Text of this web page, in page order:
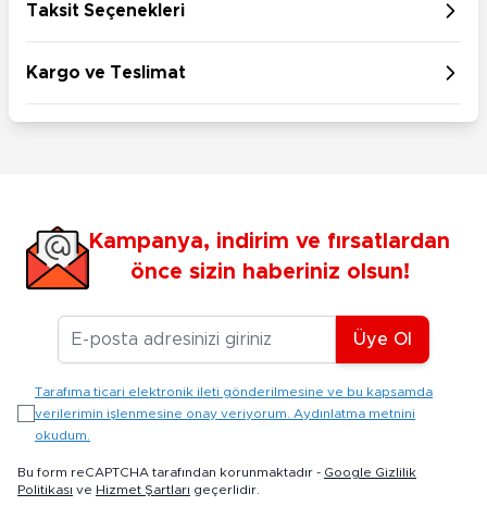
Taksit Seçenekleri
Kargo ve Teslimat
Kampanya, indirim ve fırsatlardan
önce sizin haberiniz olsun!
E-posta Adresiniz
Üye Ol
Tarafıma ticari elektronik ileti gönderilmesine ve bu kapsamda
verilerimin işlenmesine onay veriyorum. Aydınlatma metnini
okudum.
Bu form reCAPTCHA tarafından korunmaktadır - Google Gizlilik
Politikası ve Hizmet Şartları geçerlidir.